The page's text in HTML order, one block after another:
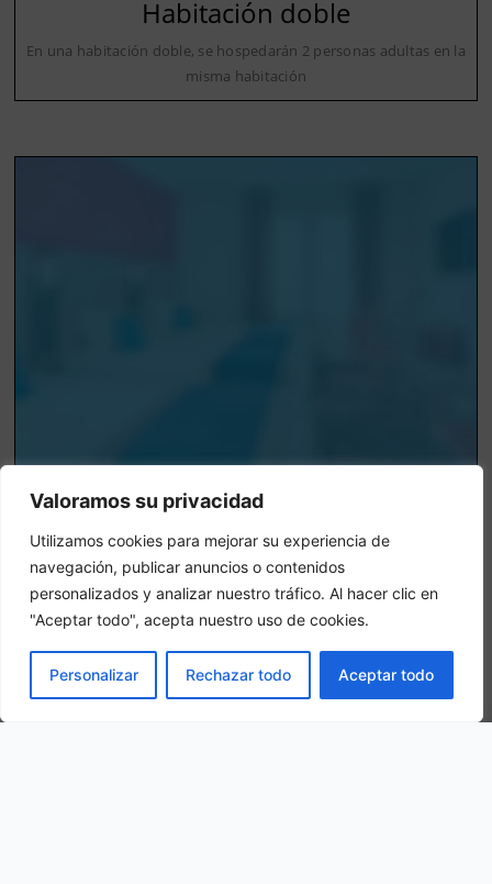
Valoramos su privacidad
Utilizamos cookies para mejorar su experiencia de
navegación, publicar anuncios o contenidos
personalizados y analizar nuestro tráfico. Al hacer clic en
"Aceptar todo", acepta nuestro uso de cookies.
Personalizar Rechazar todo Aceptar todo
Habitación doble
En una habitación doble, se hospedarán 2 personas adultas en la
misma habitación
Habitacion Triple
En una habitación triple, se hospedarán 3 personas adultas en la
misma habitación
RESERVAR